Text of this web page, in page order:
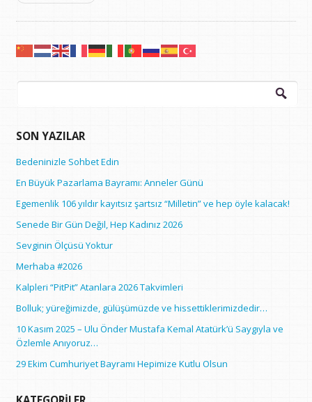
Arama:
SON YAZILAR
Bedeninizle Sohbet Edin
En Büyük Pazarlama Bayramı: Anneler Günü
Egemenlik 106 yıldır kayıtsız şartsız “Milletin” ve hep öyle kalacak!
Senede Bir Gün Değil, Hep Kadınız 2026
Sevginin Ölçüsü Yoktur
Merhaba #2026
Kalpleri “PitPit” Atanlara 2026 Takvimleri
Bolluk; yüreğimizde, gülüşümüzde ve hissettiklerimizdedir…
10 Kasım 2025 – Ulu Önder Mustafa Kemal Atatürk’ü Saygıyla ve
Özlemle Anıyoruz…
29 Ekim Cumhuriyet Bayramı Hepimize Kutlu Olsun